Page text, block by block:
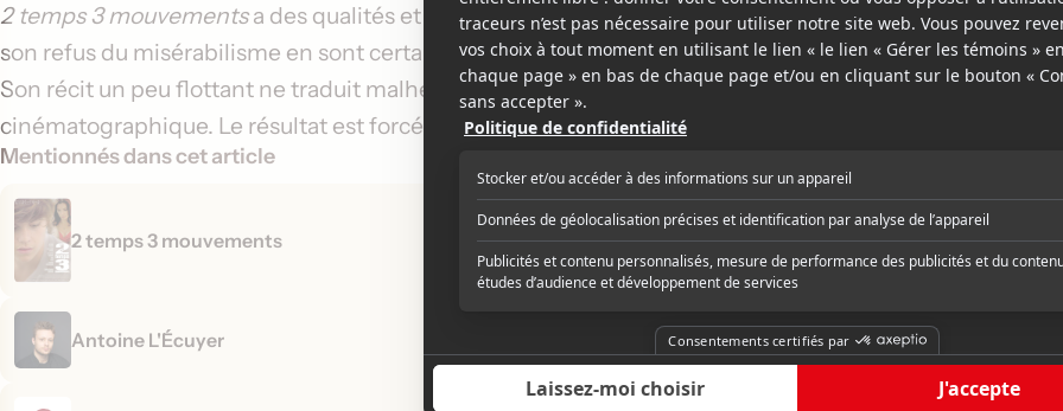
Mentionnés dans cet article
2 temps 3 mouvements
Antoine L'Écuyer
2 temps 3 mouvementsa des qualités et des maladresses, c'est entendu. Son pouvoir de suggestion
son refus du misérabilisme en sont certainement deux qualités importantes; son acteur principal
Son récit un peu flottant ne traduit malheureusement pas la situation en intensité dramatique
cinématographique. Le résultat est forcément inégal.